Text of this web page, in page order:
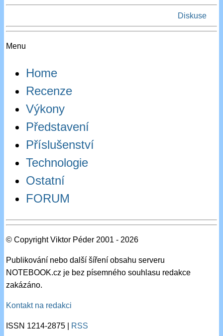
Diskuse
Menu
Home
Recenze
Výkony
Představení
Příslušenství
Technologie
Ostatní
FORUM
© Copyright Viktor Péder 2001 - 2026
Publikování nebo další šíření obsahu serveru
NOTEBOOK.cz je bez písemného souhlasu redakce
zakázáno.
Kontakt na redakci
ISSN 1214-2875 | RSS